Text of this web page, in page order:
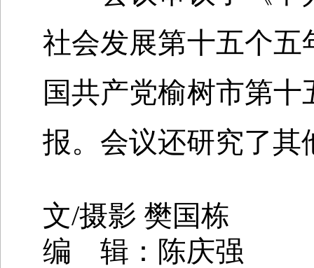
社会发展第十五个
国共产党榆树市第
报。会议还研究了其
文/摄影 樊国栋
编 辑：陈庆强